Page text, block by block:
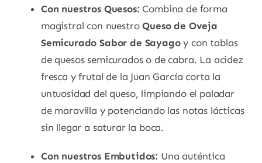
Con nuestros Quesos: Combina de forma
magistral con nuestroQueso de Oveja
Semicurado Sabor de Sayagoy con tablas
de quesos semicurados o de cabra. La acidez
fresca y frutal de la Juan García corta la
untuosidad del queso, limpiando el paladar
de maravilla y potenciando las notas lácticas
sin llegar a saturar la boca.
Con nuestros Embutidos: Una auténtica